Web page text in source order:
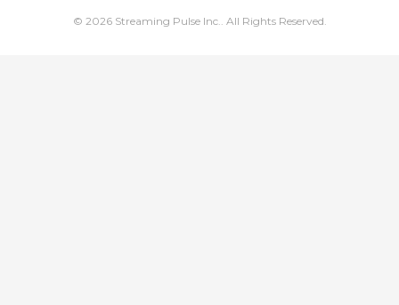
© 2026 Streaming Pulse Inc.. All Rights Reserved.